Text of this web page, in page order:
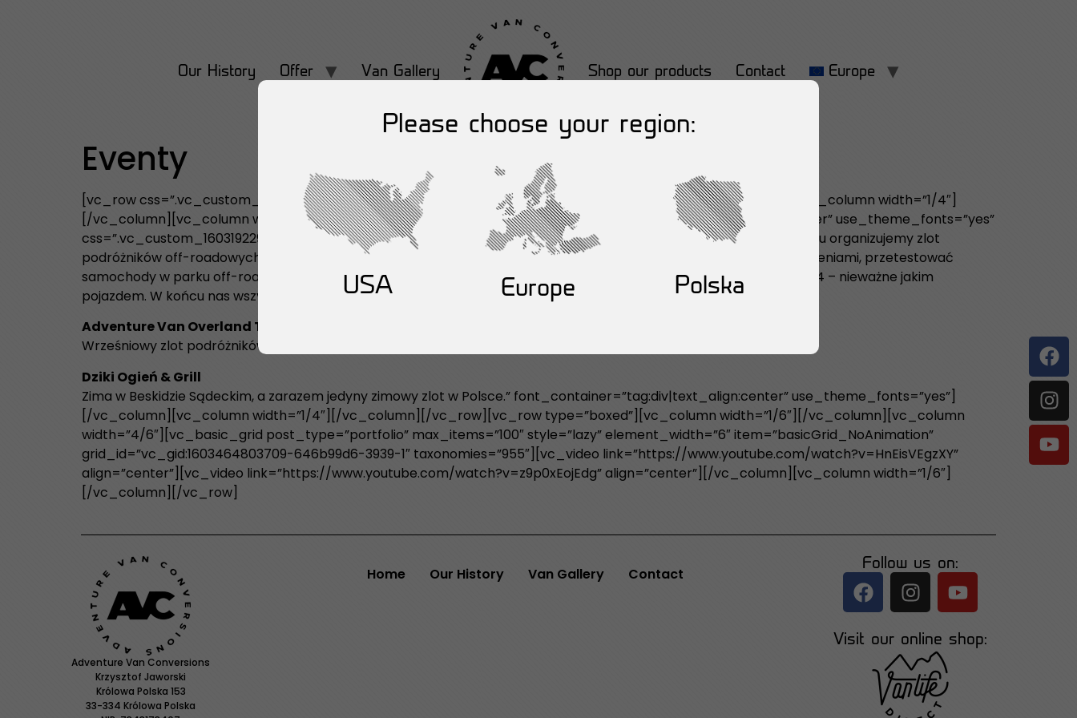
Our History Offer Van Gallery Shop our products Contact Europe
Eventy
[vc_row css=”.vc_custom_1602769206513{padding-top: 140px !important;padding-bottom: 140px !important;}”][vc_column width=”1/4″]
[/vc_column][vc_column width=”1/2″][vc_custom_heading text=”Eventy” font_container=”tag:h1|text_align:center” use_theme_fonts=”yes”
css=”.vc_custom_1603192297614{padding-bottom: 40px !important;}”][vc_custom_heading text=”Dwa razy do roku organizujemy zlot
podróżników off-roadowych i użytkowników Adventure Vanów. To miejsce w którym możecie wymienić się doświadczeniami, przetestować
samochody w parku off-roadowym i świetnie się bawić! Formuła jest prosta – podróże z dala od cywilizacji oraz te 4×4 – nieważne jakim
pojazdem. W końcu nas wszystkich łączy wspólna pasja!
Adventure Van Overland Trophy
Wrześniowy zlot podróżników off-roadowych.
Dziki Ogień & Grill
Zima w Beskidzie Sądeckim, a zarazem jedyny zimowy zlot w Polsce.” font_container=”tag:div|text_align:center” use_theme_fonts=”yes”]
[/vc_column][vc_column width=”1/4″][/vc_column][/vc_row][vc_row type=”boxed”][vc_column width=”1/6″][/vc_column][vc_column
width=”4/6″][vc_basic_grid post_type=”portfolio” max_items=”100″ style=”lazy” element_width=”6″ item=”basicGrid_NoAnimation”
grid_id=”vc_gid:1603464803709-646b99d6-3939-1″ taxonomies=”955″][vc_video link=”https://www.youtube.com/watch?v=HnEisVEgzXY”
align=”center”][vc_video link=”https://www.youtube.com/watch?v=z9p0xEojEdg” align=”center”][/vc_column][vc_column width=”1/6″]
[/vc_column][/vc_row]
Adventure Van Conversions
Krzysztof Jaworski
Królowa Polska 153
33-334 Królowa Polska
Home Our History Van Gallery Contact
Follow us on:
Visit our online shop:
Please choose your region:
USA Europe Polska